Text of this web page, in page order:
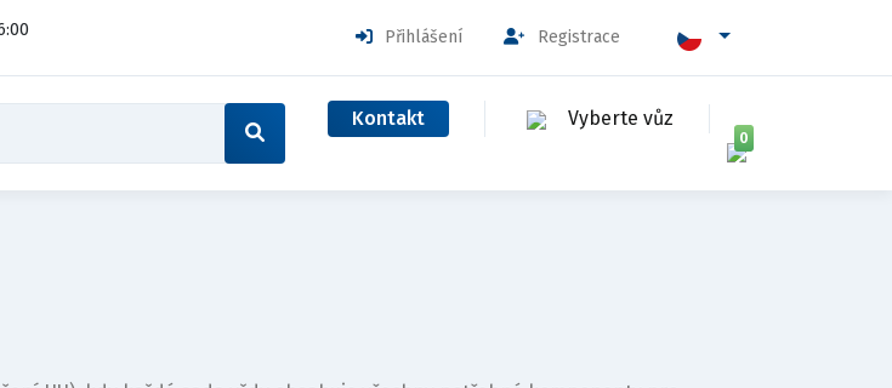
Přihlášení Registrace
Kontakt Vyberte vůz
0